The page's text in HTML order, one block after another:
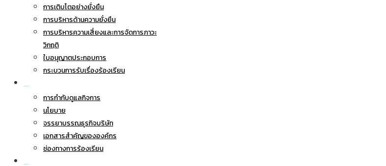
การเติบโตอย่างยั่งยืน
การบริหารด้านความยั่งยืน
การบริหารความเสี่ยงและการจัดการภาวะ
วิกฤติ
ใบอนุญาตประกอบการ
กระบวนการรับเรื่องร้องเรียน
การกำกับดูแลกิจการ
นโยบาย
จรรยาบรรณธุรกิจบริษัท
เอกสารสำคัญขององค์กร
ช่องทางการร้องเรียน